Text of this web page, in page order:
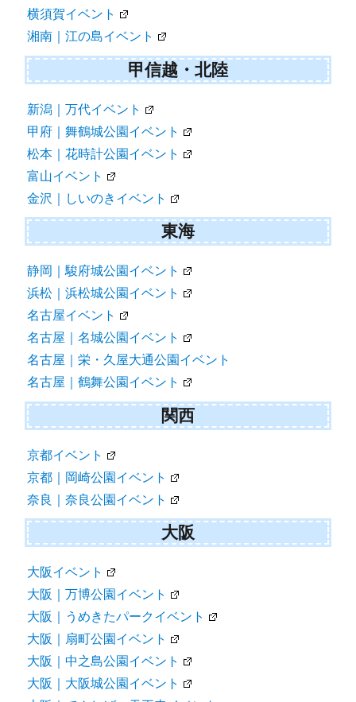
横須賀イベント
湘南｜江の島イベント
甲信越・北陸
新潟｜万代イベント
甲府｜舞鶴城公園イベント
松本｜花時計公園イベント
富山イベント
金沢｜しいのきイベント
東海
静岡｜駿府城公園イベント
浜松｜浜松城公園イベント
名古屋イベント
名古屋｜名城公園イベント
名古屋｜栄・久屋大通公園イベント
名古屋｜鶴舞公園イベント
関西
京都イベント
京都｜岡崎公園イベント
奈良｜奈良公園イベント
大阪
大阪イベント
大阪｜万博公園イベント
大阪｜うめきたパークイベント
大阪｜扇町公園イベント
大阪｜中之島公園イベント
大阪｜大阪城公園イベント